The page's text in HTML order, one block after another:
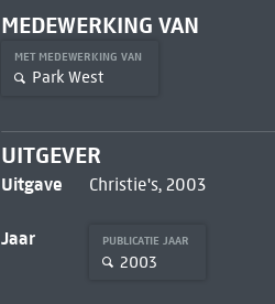
MEDEWERKING VAN
MET MEDEWERKING VAN
Park West
UITGEVER
Uitgave Christie's, 2003
Jaar PUBLICATIE JAAR
2003